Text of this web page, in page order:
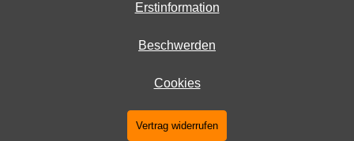
Erstinformation
Beschwerden
Cookies
Vertrag widerrufen